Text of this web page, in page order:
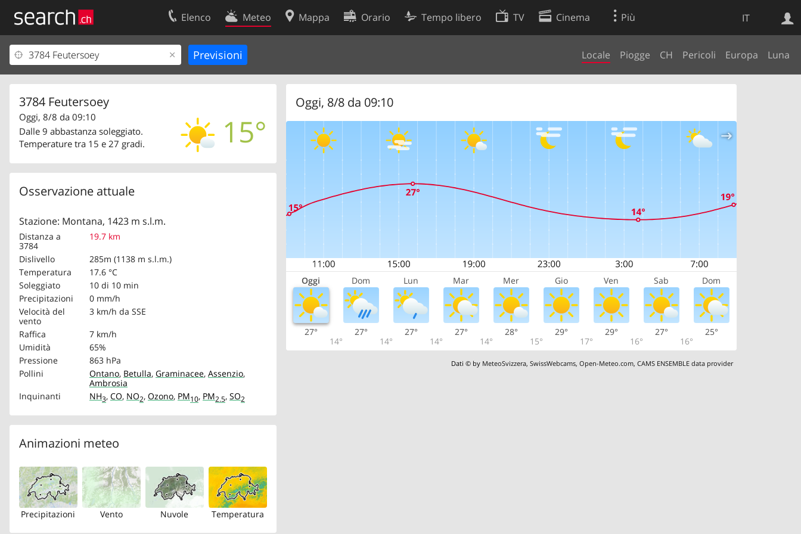
IT
Elenco Meteo Mappa Orario Tempo libero TV Cinema Più
Locale Piogge CH Pericoli Europa Luna
3784 Feutersoey
15°
Oggi, 8/8 da 09:10
Dalle 9 abbastanza soleggiato.
Temperature tra 15 e 27 gradi.
Osservazione attuale
Stazione: Montana, 1423 m s.l.m.
Distanza a
3784
19.7 km
Dislivello
285m (1138 m s.l.m.)
Temperatura
17.6 °C
Soleggiato
10 di 10 min
Precipitazioni
0 mm/h
Velocità del
vento
3 km/h da SSE
Raffica
7 km/h
Umidità
65%
Pressione
863 hPa
Pollini
Ontano, Betulla, Graminacee, Assenzio,
Ambrosia
Inquinanti
NH3, CO, NO2, Ozono, PM10, PM2.5, SO2
Animazioni meteo
Precipitazioni Vento Nuvole Temperatura
Oggi, 8/8 da 09:10
Oggi Dom Lun Mar Mer Gio Ven Sab Dom
27°
14°
27°
14°
27°
14°
27°
14°
28°
15°
29°
17°
29°
16°
27°
16°
25°
Dati © by MeteoSvizzera,SwissWebcams,Open-Meteo.com,CAMS ENSEMBLE data provider
Ricerca Web
Il vostro profolio
Area clienti
Contatti
Condizioni d’uso
Preferenze cookie